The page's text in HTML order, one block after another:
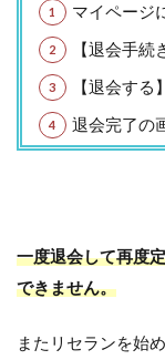
マイページ
【退会手
【退会する
退会完了の
一度退会して再度
できません。
またリセランを始